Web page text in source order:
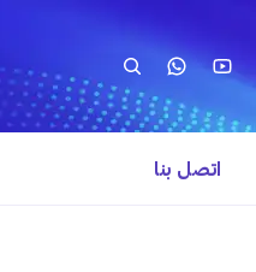
اتصل بنا